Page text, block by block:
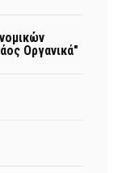
Οργανικά"